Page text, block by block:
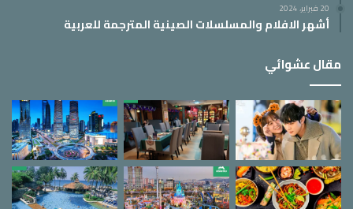
20 فبراير، 2024
أشهر الافلام والمسلسلات الصينية المترجمة للعربية
مقال عشوائي